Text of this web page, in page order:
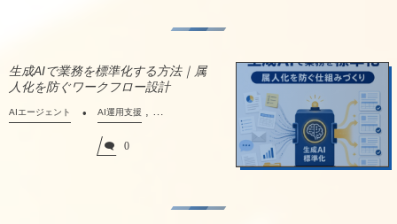
生成AIで業務を標準化する方法｜属
人化を防ぐワークフロー設計
AIエージェント AI運用支援 , …
0